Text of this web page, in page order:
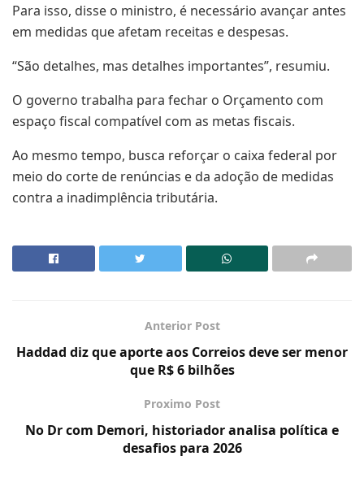
Para isso, disse o ministro, é necessário avançar antes
em medidas que afetam receitas e despesas.
“São detalhes, mas detalhes importantes”, resumiu.
O governo trabalha para fechar o Orçamento com
espaço fiscal compatível com as metas fiscais.
Ao mesmo tempo, busca reforçar o caixa federal por
meio do corte de renúncias e da adoção de medidas
contra a inadimplência tributária.
Anterior Post
Haddad diz que aporte aos Correios deve ser menor
que R$ 6 bilhões
Proximo Post
No Dr com Demori, historiador analisa política e
desafios para 2026